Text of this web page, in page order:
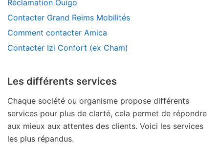
Réclamation Ouigo
Contacter Grand Reims Mobilités
Comment contacter Amica
Contacter Izi Confort (ex Cham)
Les différents services
Chaque société ou organisme propose différents
services pour plus de clarté, cela permet de répondre
aux mieux aux attentes des clients. Voici les services
les plus répandus.